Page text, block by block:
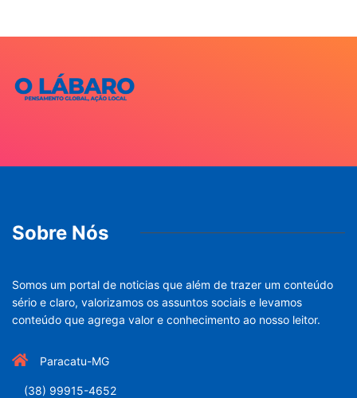
Sobre Nós
Somos um portal de noticias que além de trazer um conteúdo
sério e claro, valorizamos os assuntos sociais e levamos
conteúdo que agrega valor e conhecimento ao nosso leitor.
Paracatu-MG
(38) 99915-4652